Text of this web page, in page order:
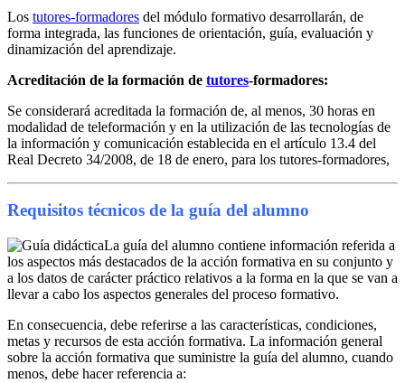
Los tutores-formadores del módulo formativo desarrollarán, de
forma integrada, las funciones de orientación, guía, evaluación y
dinamización del aprendizaje.
Acreditación de la formación de tutores-formadores:
Se considerará acreditada la formación de, al menos, 30 horas en
modalidad de teleformación y en la utilización de las tecnologías de
la información y comunicación establecida en el artículo 13.4 del
Real Decreto 34/2008, de 18 de enero, para los tutores-formadores,
Requisitos técnicos de la guía del alumno
La guía del alumno contiene información referida a
los aspectos más destacados de la acción formativa en su conjunto y
a los datos de carácter práctico relativos a la forma en la que se van a
llevar a cabo los aspectos generales del proceso formativo.
En consecuencia, debe referirse a las características, condiciones,
metas y recursos de esta acción formativa. La información general
sobre la acción formativa que suministre la guía del alumno, cuando
menos, debe hacer referencia a: